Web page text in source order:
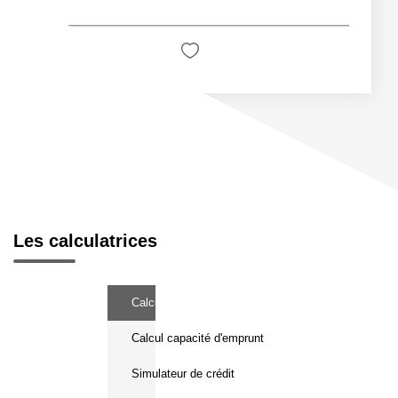
Les calculatrices
Calcul Frais de notaire
Calcul capacité d'emprunt
Simulateur de crédit